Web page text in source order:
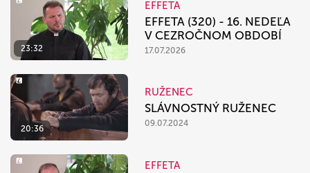
23:32
EFFETA
EFFETA (320) - 16. NEDEĽA
V CEZROČNOM OBDOBÍ
17.07.2026
20:36
RUŽENEC
SLÁVNOSTNÝ RUŽENEC
09.07.2024
EFFETA